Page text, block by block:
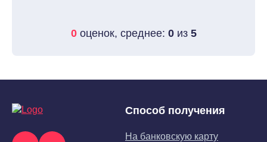
0оценок, среднее: 0из 5
Способ получения
На банковскую карту